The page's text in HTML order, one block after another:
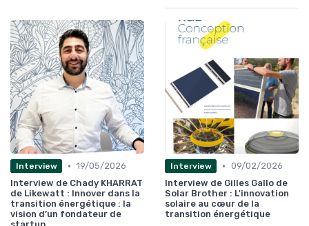
Interview • 19/05/2026
Interview de Chady KHARRAT
de Likewatt : Innover dans la
transition énergétique : la
vision d’un fondateur de
Interview • 09/02/2026
Interview de Gilles Gallo de
Solar Brother : L'innovation
solaire au cœur de la
transition énergétique